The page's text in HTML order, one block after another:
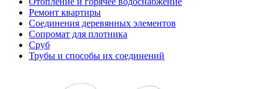
Ремонт квартиры
Соединения деревянных элементов
Сопромат для плотника
Сруб
Трубы и способы их соединений